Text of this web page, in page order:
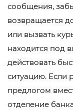
сообщения,
возвращается
или вызвать
находится под
действовать
ситуацию. Если
предлогом
отделение